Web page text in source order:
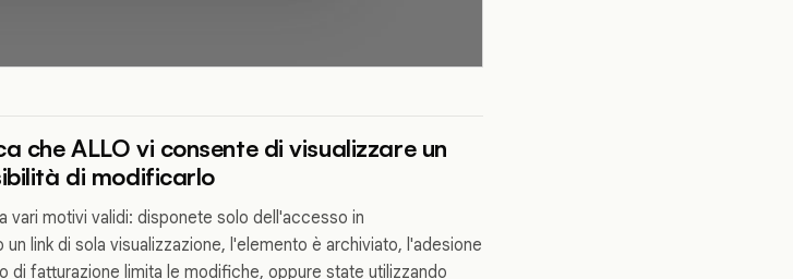
che ALLO vi consente di visualizzare un
di modificarlo
vari motivi validi: disponete solo dell'accesso in
link di sola visualizzazione, l'elemento è archiviato, l'adesione
di fatturazione limita le modifiche, oppure state utilizzando